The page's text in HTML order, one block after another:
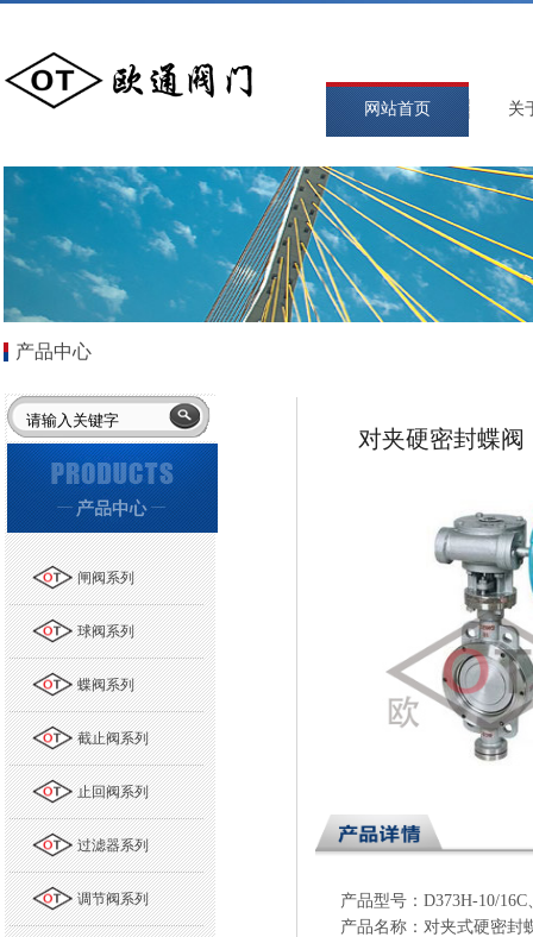
网站首页 关
产品中心
闸阀系列
球阀系列
蝶阀系列
截止阀系列
止回阀系列
过滤器系列
调节阀系列
对夹硬密封蝶阀
产品型号：D373H-10/
产品名称：对夹式硬密封